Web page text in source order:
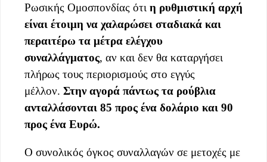
Ρωσικής Ομοσπονδίας ότι η ρυθμιστική αρχή
είναι έτοιμη να χαλαρώσει σταδιακά και
περαιτέρω τα μέτρα ελέγχου
συναλλάγματος, αν και δεν θα καταργήσει
πλήρως τους περιορισμούς στο εγγύς
μέλλον. Στην αγορά πάντως τα ρούβλια
ανταλλάσονται 85 προς ένα δολάριο και 90
προς ένα Ευρώ.
Ο συνολικός όγκος συναλλαγών σε μετοχές με